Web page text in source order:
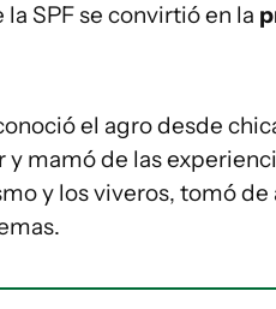
SPF se convirtió en la
el agro desde
y mamó de las
y los viveros, tomó